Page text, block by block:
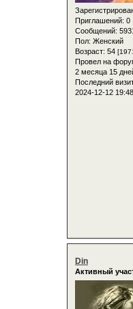
Приглашений: 0
Сообщений:
Пол: Женский
Возраст: 54
Провел на
2 месяца 15
Последний
2024-12-12
Din
Активный